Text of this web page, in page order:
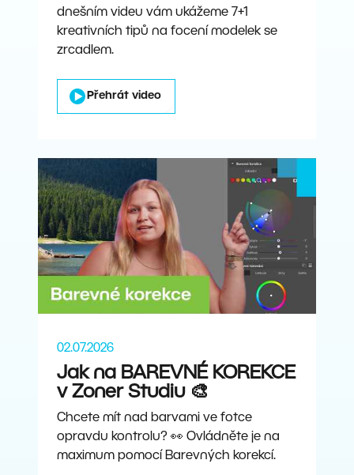
dnešním videu vám ukážeme 7+1
kreativních tipů na focení modelek se
zrcadlem.
Přehrát video
02.07.2026
Jak na BAREVNÉ KOREKCE
v Zoner Studiu 🎨
Chcete mít nad barvami ve fotce
opravdu kontrolu? 👀 Ovládněte je na
maximum pomocí Barevných korekcí.